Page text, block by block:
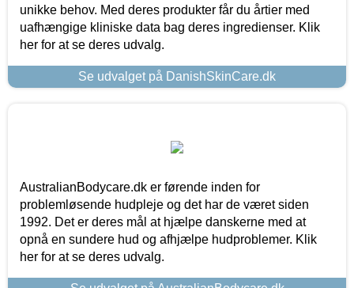
unikke behov. Med deres produkter får du årtier med
uafhængige kliniske data bag deres ingredienser. Klik
her for at se deres udvalg.
Se udvalget på DanishSkinCare.dk
AustralianBodycare.dk er førende inden for
problemløsende hudpleje og det har de været siden
1992. Det er deres mål at hjælpe danskerne med at
opnå en sundere hud og afhjælpe hudproblemer. Klik
her for at se deres udvalg.